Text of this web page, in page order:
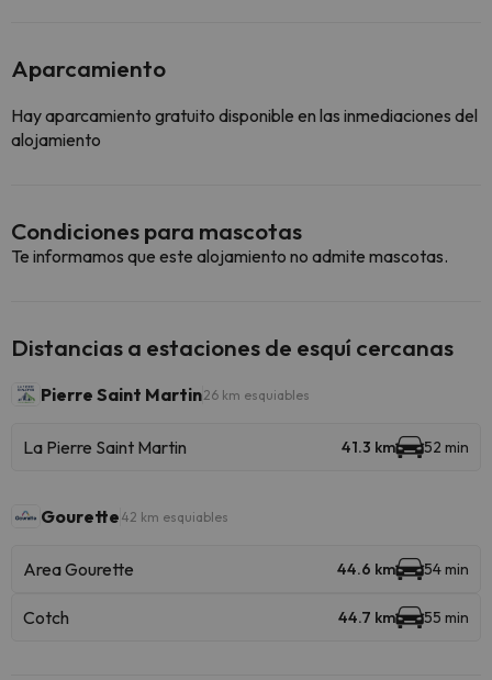
Aparcamiento
Hay aparcamiento gratuito disponible en las inmediaciones del
alojamiento
Condiciones para mascotas
Te informamos que este alojamiento no admite mascotas.
Distancias a estaciones de esquí cercanas
Pierre Saint Martin26 km esquiables
La Pierre Saint Martin 41.3 km 52 min
Gourette 42 km esquiables
Area Gourette 44.6 km 54 min
Cotch 44.7 km 55 min